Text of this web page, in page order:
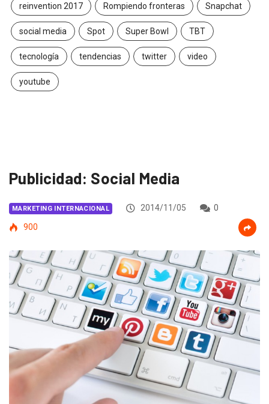
reinvention 2017 Rompiendo fronteras Snapchat
social media Spot Super Bowl TBT
tecnología tendencias twitter video
youtube
Publicidad: Social Media
MARKETING INTERNACIONAL 2014/11/05
0
900